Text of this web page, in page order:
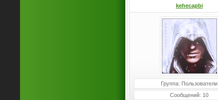
kehecapbi
Группа: Пользователи
Сообщений: 10